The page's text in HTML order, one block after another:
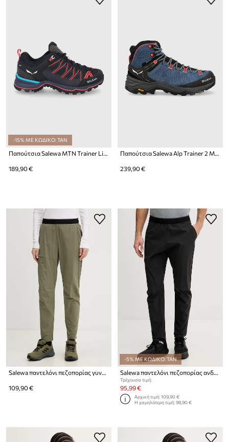
-15% ΜΕ ΚΩΔΙΚΟ: TAN
Παπούτσια Salewa MTN Trainer Lite
189,90 €
Παπούτσια Salewa Alp Trainer 2 Mid GTX
239,90 €
109,90 €
-5% ΜΕ ΚΩΔΙΚΟ: TAN
Τρέχουσα τιμή:
95,99 €
Αρχική τιμή:109,90 €
Η χαμηλότερη τιμή:98,90 €